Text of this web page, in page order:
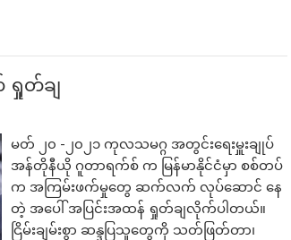
ရှုတ်ချ
မတ် ၂၀ -၂၀၂၁ ကုလသမဂ္ဂ အတွင်းရေးမှူးချုပ်
အန်တိုနီယို ဂူတာရက်စ် က မြန်မာနိုင်ငံမှာ စစ်တပ်
က အကြမ်းဖက်မှုတွေ ဆက်လက် လုပ်ဆောင် နေ
တဲ့ အပေါ် အပြင်းအထန် ရှုတ်ချလိုက်ပါတယ်။
ငြိမ်းချမ်းစွာ ဆန္ဒပြသူတွေကို သတ်ဖြတ်တာ၊